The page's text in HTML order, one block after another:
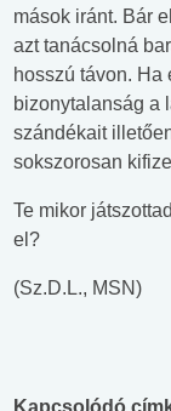
mások iránt. Bár
azt tanácsolná
hosszú távon. Ha
bizonytalanság a
szándékait
sokszorosan
Te mikor
el?
(Sz.D.L., MSN)
Kapcsolódó